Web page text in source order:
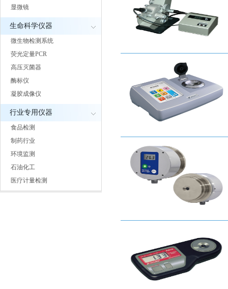
显微镜
生命科学仪器
微生物检测系统
荧光定量PCR
高压灭菌器
酶标仪
凝胶成像仪
行业专用仪器
食品检测
制药行业
环境监测
石油化工
医疗计量检测